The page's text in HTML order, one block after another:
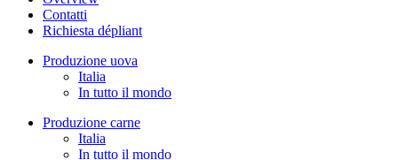
Contatti
Richiesta dépliant
Produzione uova
Italia
In tutto il mondo
Produzione carne
Italia
In tutto il mondo